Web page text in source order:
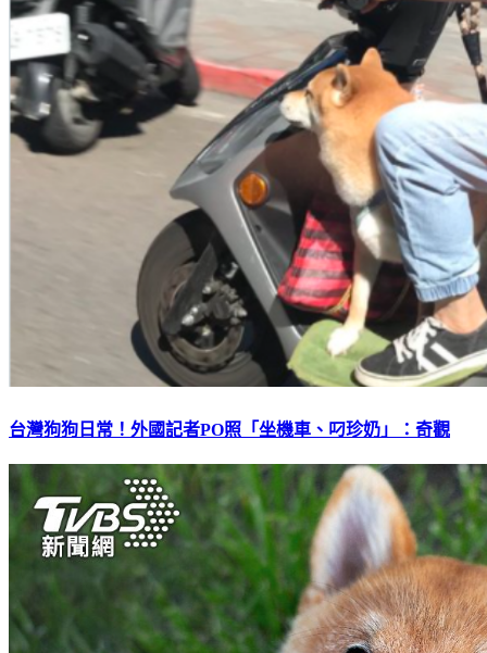
台灣狗狗日常！外國記者PO照「坐機車、叼珍奶」：奇觀